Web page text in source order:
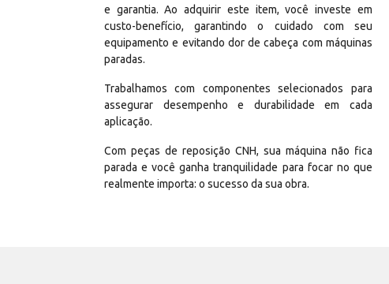
e garantia. Ao adquirir este item, você investe em
custo-benefício, garantindo o cuidado com seu
equipamento e evitando dor de cabeça com máquinas
paradas.
Trabalhamos com componentes selecionados para
assegurar desempenho e durabilidade em cada
aplicação.
Com peças de reposição CNH, sua máquina não fica
parada e você ganha tranquilidade para focar no que
realmente importa: o sucesso da sua obra.